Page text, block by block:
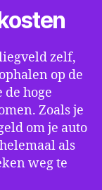
zelf,
op de
hoge
Zoals je
om je auto
als
weg te